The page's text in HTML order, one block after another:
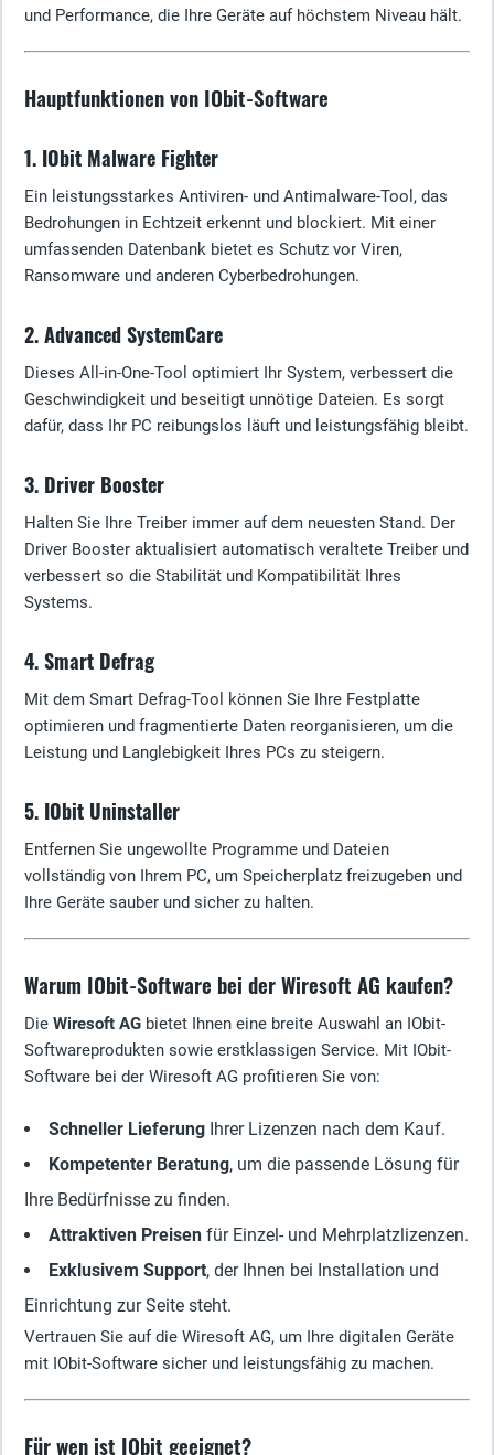
und Performance, die Ihre Geräte auf höchstem Niveau hält.
Hauptfunktionen von IObit-Software
1. IObit Malware Fighter
Ein leistungsstarkes Antiviren- und Antimalware-Tool, das
Bedrohungen in Echtzeit erkennt und blockiert. Mit einer
umfassenden Datenbank bietet es Schutz vor Viren,
Ransomware und anderen Cyberbedrohungen.
2. Advanced SystemCare
Dieses All-in-One-Tool optimiert Ihr System, verbessert die
Geschwindigkeit und beseitigt unnötige Dateien. Es sorgt
dafür, dass Ihr PC reibungslos läuft und leistungsfähig bleibt.
3. Driver Booster
Halten Sie Ihre Treiber immer auf dem neuesten Stand. Der
Driver Booster aktualisiert automatisch veraltete Treiber und
verbessert so die Stabilität und Kompatibilität Ihres
Systems.
4. Smart Defrag
Mit dem Smart Defrag-Tool können Sie Ihre Festplatte
optimieren und fragmentierte Daten reorganisieren, um die
Leistung und Langlebigkeit Ihres PCs zu steigern.
5. IObit Uninstaller
Entfernen Sie ungewollte Programme und Dateien
vollständig von Ihrem PC, um Speicherplatz freizugeben und
Ihre Geräte sauber und sicher zu halten.
Warum IObit-Software bei der Wiresoft AG kaufen?
Die Wiresoft AG bietet Ihnen eine breite Auswahl an IObit-
Softwareprodukten sowie erstklassigen Service. Mit IObit-
Software bei der Wiresoft AG profitieren Sie von:
Schneller Lieferung Ihrer Lizenzen nach dem Kauf.
Kompetenter Beratung, um die passende Lösung für
Ihre Bedürfnisse zu finden.
Attraktiven Preisen für Einzel- und Mehrplatzlizenzen.
Exklusivem Support, der Ihnen bei Installation und
Einrichtung zur Seite steht.
Vertrauen Sie auf die Wiresoft AG, um Ihre digitalen Geräte
mit IObit-Software sicher und leistungsfähig zu machen.
Für wen ist IObit geeignet?